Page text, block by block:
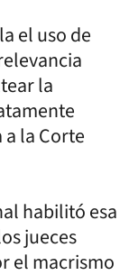
el uso de
la
la Corte
habilitó esa
jueces
el macrismo